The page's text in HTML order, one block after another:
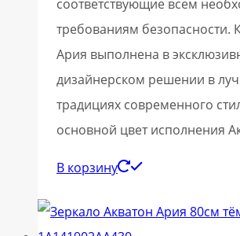
соответствующие всем
требованиям безопасности.
Ария выполнена в
дизайнерском решении в
традициях современного
основной цвет исполнения
В корзину